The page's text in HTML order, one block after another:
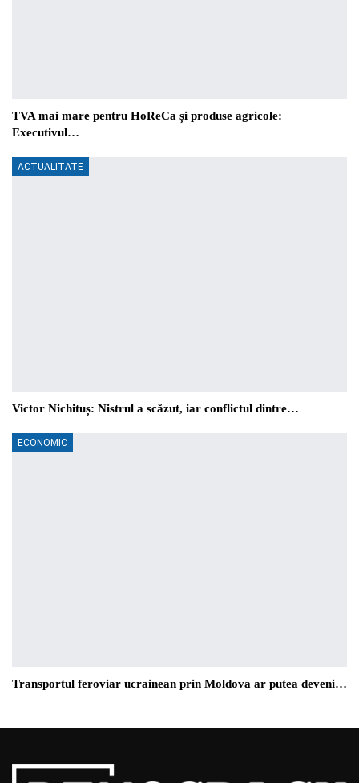
TVA mai mare pentru HoReCa și produse agricole:
Executivul…
ACTUALITATE
Victor Nichituș: Nistrul a scăzut, iar conflictul dintre…
ECONOMIC
Transportul feroviar ucrainean prin Moldova ar putea deveni…